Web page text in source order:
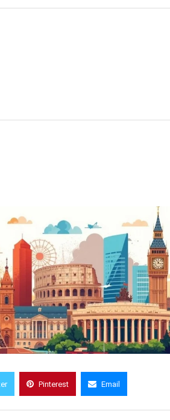
Pinterest Email